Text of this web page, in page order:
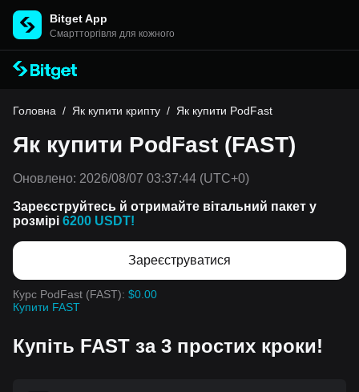
Bitget App
Cмартторгівля для кожного
Головна / Як купити крипту / Як купити PodFast
Як купити PodFast (FAST)
Оновлено: 2026/08/07 03:37:44 (UTC+0)
Зареєструйтесь й отримайте вітальний пакет у
розмірі 6200 USDT!
Зареєструватися
Курс PodFast (FAST): $0.00
Купити FAST
Купіть FAST за 3 простих кроки!